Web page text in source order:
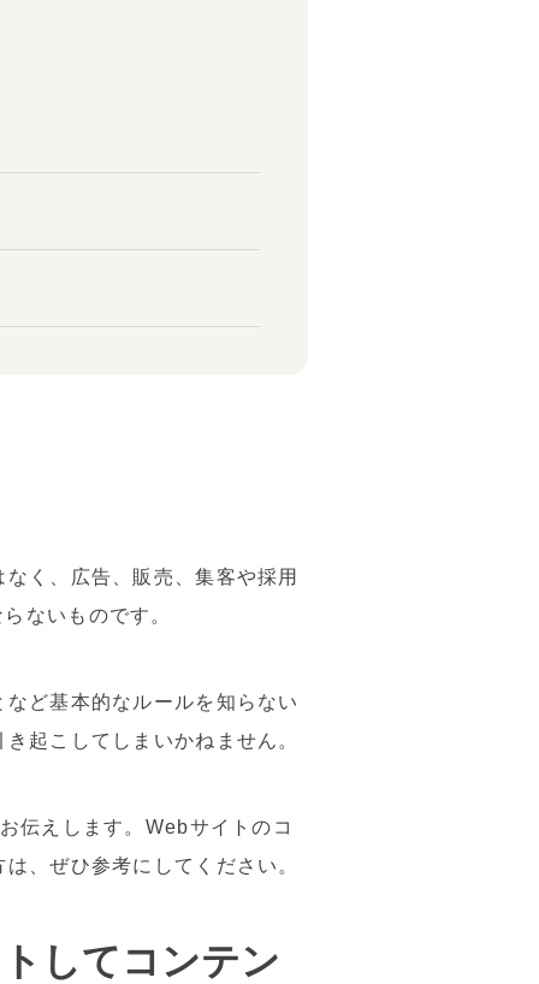
く、広告、販売、集客や採用
ないものです。
ど基本的なルールを知らない
起こしてしまいかねません。
伝えします。Webサイトのコ
、ぜひ参考にしてください。
してコンテン